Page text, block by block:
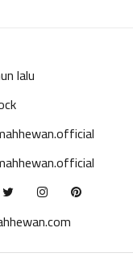
lalu